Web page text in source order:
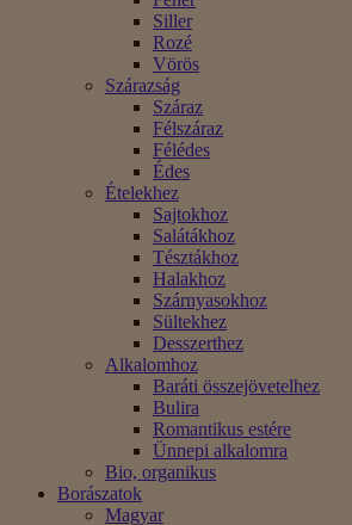
Siller
Rozé
Vörös
Szárazság
Száraz
Félszáraz
Félédes
Édes
Ételekhez
Sajtokhoz
Salátákhoz
Tésztákhoz
Halakhoz
Szárnyasokhoz
Sültekhez
Desszerthez
Alkalomhoz
Baráti összejövetelhez
Bulira
Romantikus estére
Ünnepi alkalomra
Bio, organikus
Borászatok
Magyar